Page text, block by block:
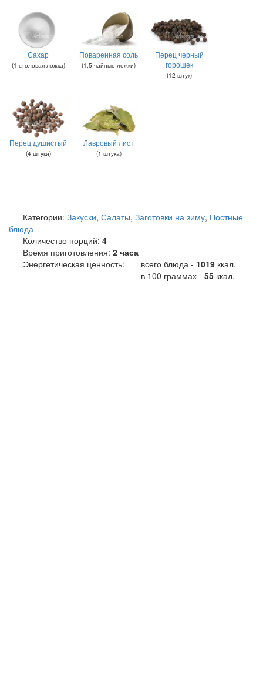
Сахар
(1 столовая ложка)
Поваренная соль
(1.5 чайные ложки)
Перец черный
горошек
(12 штук)
Перец душистый
(4 штуки)
Лавровый лист
(1 штука)
Категории: Закуски, Салаты, Заготовки на зиму, Постные
блюда
Количество порций: 4
Время приготовления: 2 часа
Энергетическая ценность:
всего блюда - 1019 ккал.
в 100 граммах - 55 ккал.